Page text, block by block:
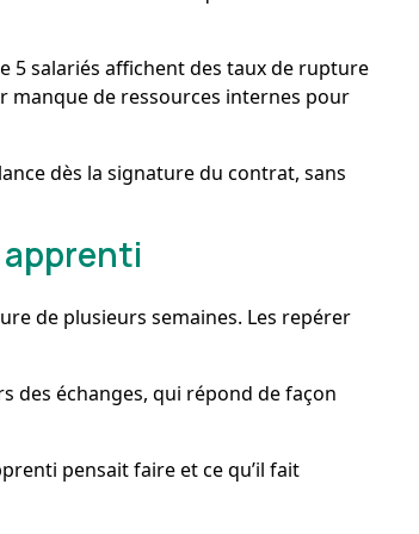
5 salariés affichent des taux de rupture
manque de ressources internes pour
dès la signature du contrat, sans
apprenti
de plusieurs semaines. Les repérer
des échanges, qui répond de façon
pensait faire et ce qu’il fait